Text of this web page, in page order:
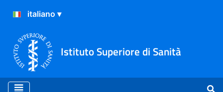
Istituto Superiore di Sanità